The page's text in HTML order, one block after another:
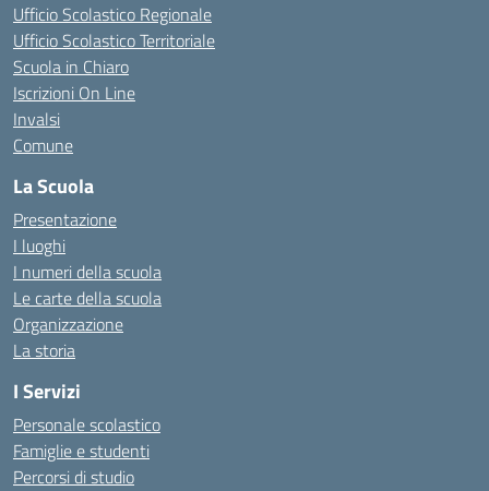
Ufficio Scolastico Regionale
Ufficio Scolastico Territoriale
Scuola in Chiaro
Iscrizioni On Line
Invalsi
Comune
La Scuola
Presentazione
I luoghi
I numeri della scuola
Le carte della scuola
Organizzazione
La storia
I Servizi
Personale scolastico
Famiglie e studenti
Percorsi di studio